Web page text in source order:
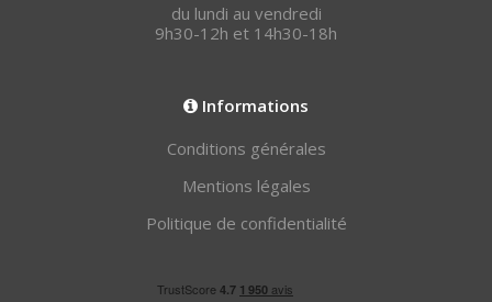
du lundi au vendredi
9h30-12h et 14h30-18h
Informations
Conditions générales
Mentions légales
Politique de confidentialité